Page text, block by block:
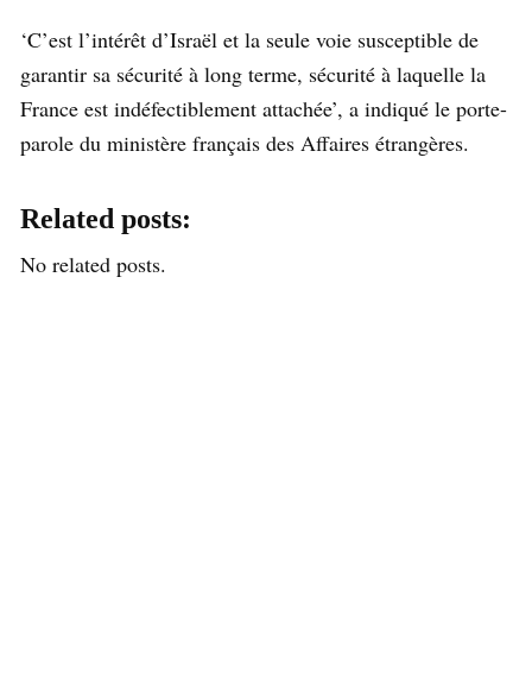
‘C’est l’intérêt d’Israël et la seule voie susceptible de
garantir sa sécurité à long terme, sécurité à laquelle la
France est indéfectiblement attachée’, a indiqué le porte-
parole du ministère français des Affaires étrangères.
Related posts:
No related posts.